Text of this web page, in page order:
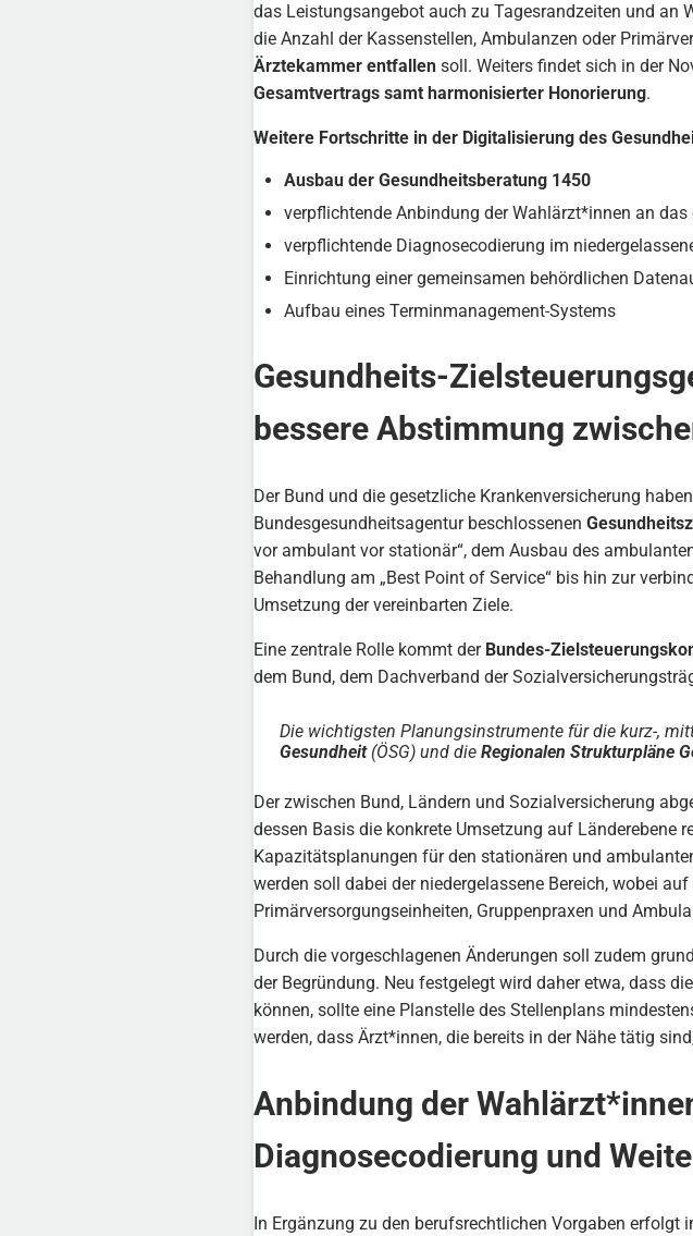
das Leistungsangebot auch zu Tagesrandzeiten und an
die Anzahl der Kassenstellen, Ambulanzen oder
Ärztekammer entfallensoll. Weiters findet sich in der
Gesamtvertrags samt harmonisierter Honorierung.
Weitere Fortschritte in der Digitalisierung des
Ausbau der Gesundheitsberatung 1450
verpflichtende Anbindung der Wahlärzt*innen an
verpflichtende Diagnosecodierung im
Einrichtung einer gemeinsamen behördlichen
Aufbau eines Terminmanagement-Systems
Gesundheits-
bessere Abstimmung
Der Bund und die gesetzliche Krankenversicherung
Bundesgesundheitsagentur beschlossenen
vor ambulant vor stationär“, dem Ausbau des
Behandlung am „Best Point of Service“ bis hin zur
Umsetzung der vereinbarten Ziele.
Eine zentrale Rolle kommt der Bundes-
dem Bund, dem Dachverband der
Die wichtigsten Planungsinstrumente für die kurz-,
Gesundheit(ÖSG) und die Regionalen Strukturpläne
Der zwischen Bund, Ländern und Sozialversicherung
dessen Basis die konkrete Umsetzung auf Länderebene
Kapazitätsplanungen für den stationären und
werden soll dabei der niedergelassene Bereich, wobei
Primärversorgungseinheiten, Gruppenpraxen und
Durch die vorgeschlagenen Änderungen soll zudem
der Begründung. Neu festgelegt wird daher etwa, dass
können, sollte eine Planstelle des Stellenplans
werden, dass Ärzt*innen, die bereits in der Nähe tätig
Anbindung der
Diagnosecodierung und
In Ergänzung zu den berufsrechtlichen Vorgaben erfolgt